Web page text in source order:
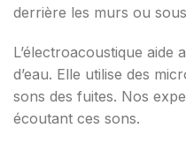
derrière les murs ou
L’électroacoustique aide
d’eau. Elle utilise des
sons des fuites. Nos
écoutant ces sons.